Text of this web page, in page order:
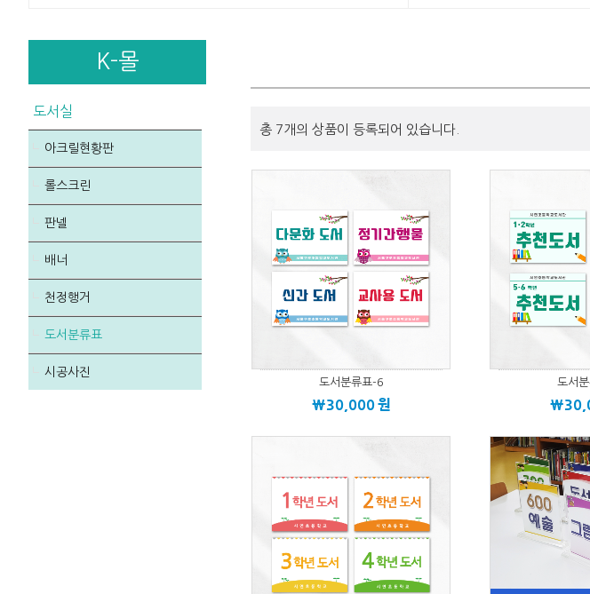
K-몰
도서실
아크릴현황판
롤스크린
판넬
배너
천정행거
도서분류표
시공사진
총 7개의 상품이 등록되어 있습니다.
도서분류표-6
\30,000원
도서